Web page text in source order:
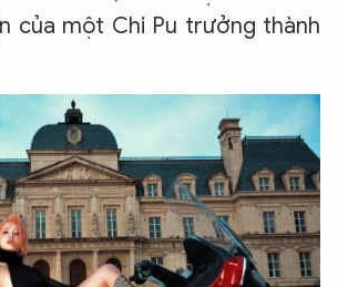
của một Chi Pu trưởng thành